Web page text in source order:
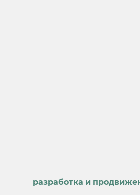
разработка и